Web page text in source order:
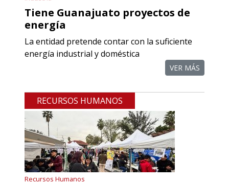
Empresa en Querétaro
Requiere:
REFACCIONES PARA
Especificaciones:
Requisitos: Otorgar condiciones de
crédito acordes a las políticas del
grupo, contar con instalaciones
cercanas a la región y otorgar
referencias comerciales.
Tiene Guanajuato proyectos de
energía
La entidad pretende contar con la suficiente
energía industrial y doméstica
VER MÁS
RECURSOS HUMANOS
Recursos Humanos